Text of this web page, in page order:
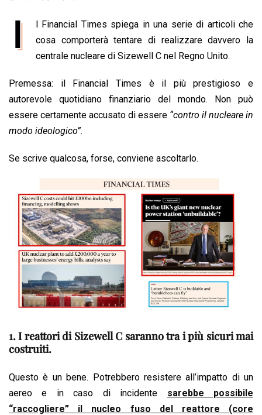
s
A
p
e
d
I
a
d
s
l
L
n
t
I
l Financial Times spiega in una serie di articoli che
cosa comporterà tentare di realizzare davvero la
centrale nucleare di Sizewell C nel Regno Unito.
Premessa: il Financial Times è il più prestigioso e
autorevole quotidiano finanziario del mondo. Non può
essere certamente accusato di essere “contro il nucleare in
modo ideologico”.
Se scrive qualcosa, forse, conviene ascoltarlo.
1. I reattori di Sizewell C saranno tra i più sicuri mai
costruiti.
Questo è un bene. Potrebbero resistere all’impatto di un
aereo e in caso di incidente sarebbe possibile
“raccogliere” il nucleo fuso del reattore (core